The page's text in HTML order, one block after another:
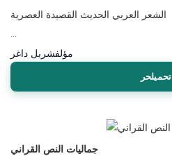
الشعر العربي الحديث القصيدة العصرية
مؤلفشربل داغر
تحميلحر
جماليات النص القراني